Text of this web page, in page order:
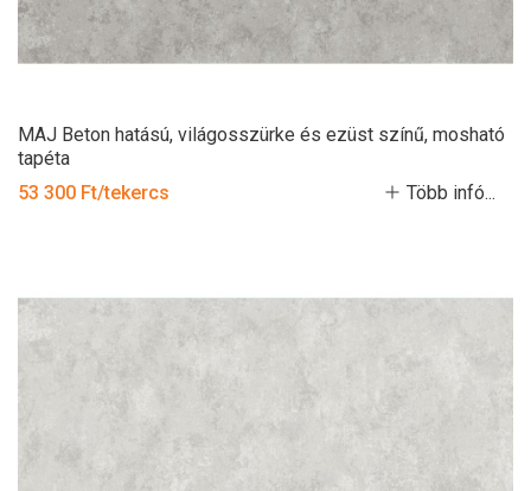
MAJ Beton hatású, világosszürke és ezüst színű, mosható
tapéta
53 300 Ft/tekercs
Több infó...